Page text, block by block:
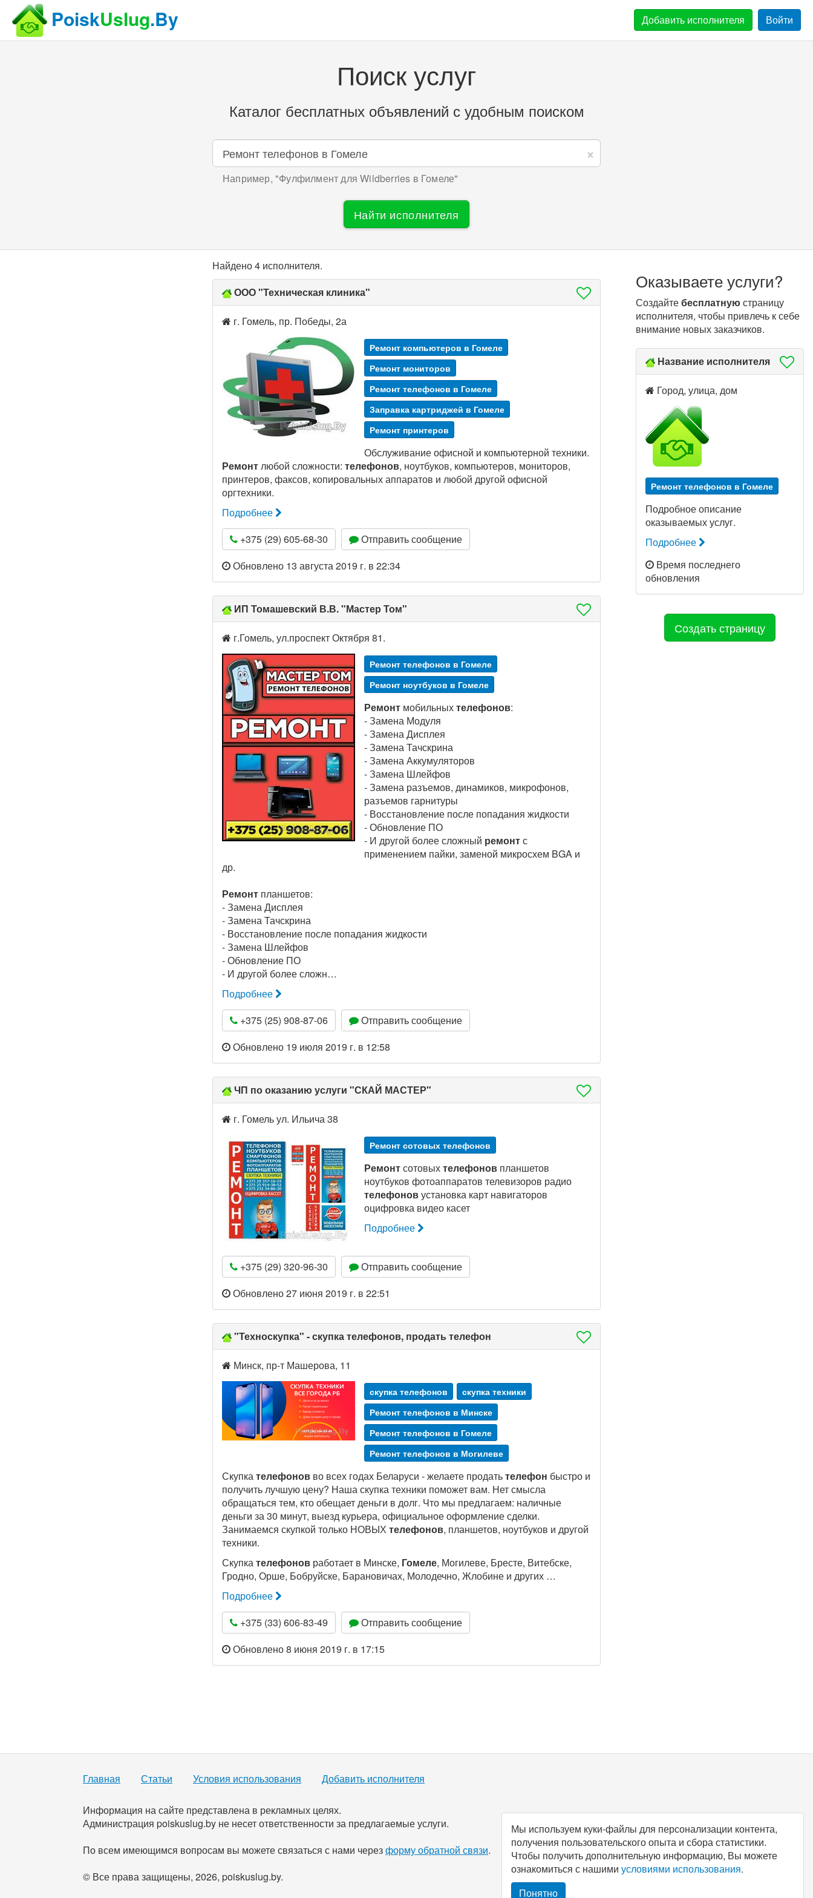
PoiskUslug.By Добавить исполнителя Войти
Поиск услуг
Каталог бесплатных объявлений с удобным поиском
×
Например, "Фулфилмент для Wildberries в Гомеле"
Найти исполнителя
Найдено 4 исполнителя.
ООО "Техническая клиника"
г. Гомель, пр. Победы, 2а
Ремонт компьютеров в Гомеле
Ремонт мониторов
Ремонт телефонов в Гомеле
Заправка картриджей в Гомеле
Ремонт принтеров
Обслуживание офисной и компьютерной техники.
Ремонтлюбой сложности: телефонов, ноутбуков, компьютеров, мониторов,
принтеров, факсов, копировальных аппаратов и любой другой офисной
оргтехники.
Подробнее
+375 (29) 605-68-30
Отправить сообщение
Обновлено 13 августа 2019 г. в 22:34
ИП Томашевский В.В. "Мастер Том"
г.Гомель, ул.проспект Октября 81.
Ремонт телефонов в Гомеле
Ремонт ноутбуков в Гомеле
Ремонт мобильныхтелефонов:
- Замена Модуля
- Замена Дисплея
- Замена Тачскрина
- Замена Аккумуляторов
- Замена Шлейфов
- Замена разъемов, динамиков, микрофонов,
разъемов гарнитуры
- Восстановление после попадания жидкости
- Обновление ПО
- И другой более сложный ремонтс
применением пайки, заменой микросхем BGA и
др.
Ремонт планшетов:
- Замена Дисплея
- Замена Тачскрина
- Восстановление после попадания жидкости
- Замена Шлейфов
- Обновление ПО
- И другой более сложн…
Подробнее
+375 (25) 908-87-06
Отправить сообщение
Обновлено 19 июля 2019 г. в 12:58
ЧП по оказанию услуги "СКАЙ МАСТЕР"
г. Гомель ул. Ильича 38
Ремонт сотовых телефонов
Ремонтсотовыхтелефонов планшетов
ноутбуков фотоаппаратов телевизоров радио
телефоновустановка карт навигаторов
оцифровка видео касет
Подробнее
+375 (29) 320-96-30
Отправить сообщение
Обновлено 27 июня 2019 г. в 22:51
"Техноскупка" - скупка телефонов, продать телефон
Минск, пр-т Машерова, 11
скупка телефонов
скупка техники
Ремонт телефонов в Минске
Ремонт телефонов в Гомеле
Ремонт телефонов в Могилеве
Скупкателефонов во всех годах Беларуси - желаете продатьтелефон быстро и
получить лучшую цену? Наша скупка техники поможет вам. Нет смысла
обращаться тем, кто обещает деньги в долг. Что мы предлагаем: наличные
деньги за 30 минут, выезд курьера, официальное оформление сделки.
Занимаемся скупкой только НОВЫХ телефонов, планшетов, ноутбуков и другой
техники.
Скупкателефонов работает в Минске, Гомеле, Могилеве, Бресте, Витебске,
Гродно, Орше, Бобруйске, Барановичах, Молодечно, Жлобине и других …
Подробнее
+375 (33) 606-83-49
Отправить сообщение
Обновлено 8 июня 2019 г. в 17:15
Оказываете услуги?
Создайтебесплатную страницу
исполнителя, чтобы привлечь к себе
внимание новых заказчиков.
Название исполнителя
Город, улица, дом
Ремонт телефонов в Гомеле
Подробное описание
оказываемых услуг.
Подробнее
Время последнего
обновления
Создать страницу
Главная Статьи Условия использования Добавить исполнителя
Информация на сайте представлена в рекламных целях.
Администрация poiskuslug.by не несет ответственности за предлагаемые услуги.
По всем имеющимся вопросам вы можете связаться с нами черезформу обратной связи.
© Все права защищены, 2026, poiskuslug.by.
Мы используем куки-файлы для персонализации контента,
получения пользовательского опыта и сбора статистики.
Чтобы получить дополнительную информацию, Вы можете
ознакомиться с нашими условиями использования.
Понятно